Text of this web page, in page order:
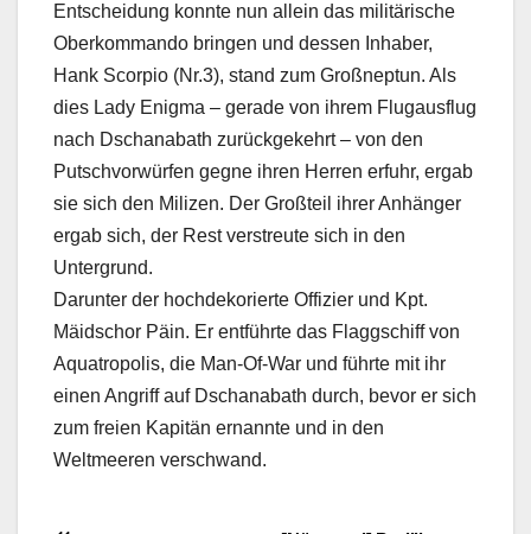
Entscheidung konnte nun allein das militärische
Oberkommando bringen und dessen Inhaber,
Hank Scorpio (Nr.3), stand zum Großneptun. Als
dies Lady Enigma – gerade von ihrem Flugausflug
nach Dschanabath zurückgekehrt – von den
Putschvorwürfen gegne ihren Herren erfuhr, ergab
sie sich den Milizen. Der Großteil ihrer Anhänger
ergab sich, der Rest verstreute sich in den
Untergrund.
Darunter der hochdekorierte Offizier und Kpt.
Mäidschor Päin. Er entführte das Flaggschiff von
Aquatropolis, die Man-Of-War und führte mit ihr
einen Angriff auf Dschanabath durch, bevor er sich
zum freien Kapitän ernannte und in den
Weltmeeren verschwand.